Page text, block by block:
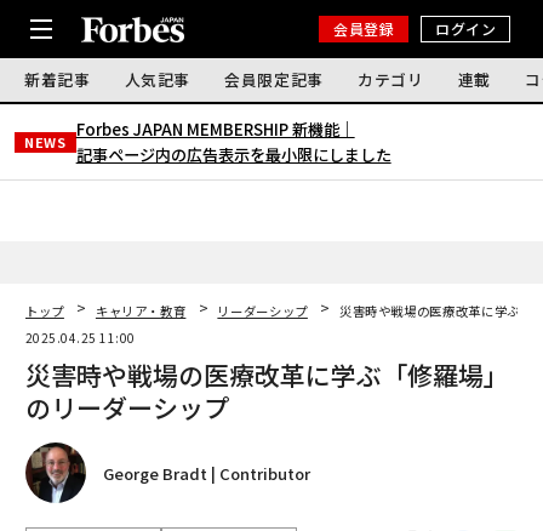
会員登録 ログイン
新着記事 人気記事 会員限定記事 カテゴリ 連載
NEWS
Forbes JAPAN MEMBERSHIP 新機能｜
記事ページ内の広告表示を最小限にしました
トップ キャリア・教育 リーダーシップ
災害時や戦場の医療改革に学ぶ「
2025.04.25 11:00
災害時や戦場の医療改革に学ぶ「修羅場」
のリーダーシップ
George Bradt | Contributor